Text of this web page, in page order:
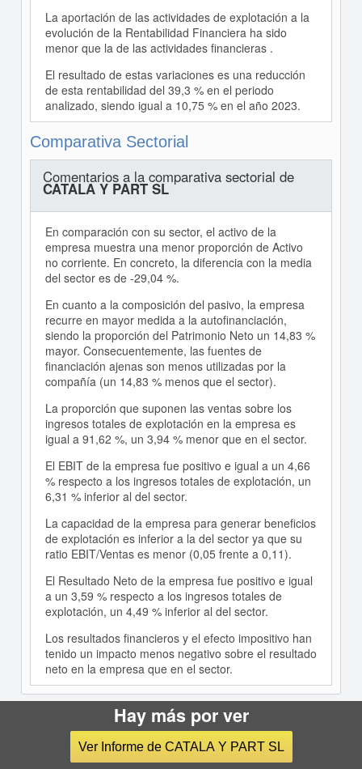
La aportación de las actividades de explotación a la
evolución de la Rentabilidad Financiera ha sido
menor que la de las actividades financieras .
El resultado de estas variaciones es una reducción
de esta rentabilidad del 39,3 % en el periodo
analizado, siendo igual a 10,75 % en el año 2023.
Comparativa Sectorial
Comentarios a la comparativa sectorial de
CATALA Y PART SL
En comparación con su sector, el activo de la
empresa muestra una menor proporción de Activo
no corriente. En concreto, la diferencia con la media
del sector es de -29,04 %.
En cuanto a la composición del pasivo, la empresa
recurre en mayor medida a la autofinanciación,
siendo la proporción del Patrimonio Neto un 14,83 %
mayor. Consecuentemente, las fuentes de
financiación ajenas son menos utilizadas por la
compañía (un 14,83 % menos que el sector).
La proporción que suponen las ventas sobre los
ingresos totales de explotación en la empresa es
igual a 91,62 %, un 3,94 % menor que en el sector.
El EBIT de la empresa fue positivo e igual a un 4,66
% respecto a los ingresos totales de explotación, un
6,31 % inferior al del sector.
La capacidad de la empresa para generar beneficios
de explotación es inferior a la del sector ya que su
ratio EBIT/Ventas es menor (0,05 frente a 0,11).
El Resultado Neto de la empresa fue positivo e igual
a un 3,59 % respecto a los ingresos totales de
explotación, un 4,49 % inferior al del sector.
Los resultados financieros y el efecto impositivo han
tenido un impacto menos negativo sobre el resultado
neto en la empresa que en el sector.
Empresas similares aCATALA
Y PART SLen GANDIA
Hay más por ver
Ver Informe de CATALA Y PART SL